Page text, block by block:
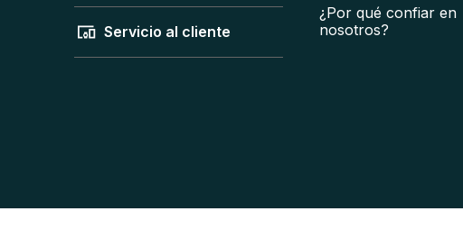
Servicio al cliente
¿Por qué confiar en
nosotros?